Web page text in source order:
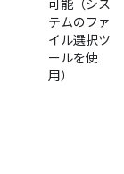
可能（シス
テムのファ
イル選択ツ
ールを使
用）